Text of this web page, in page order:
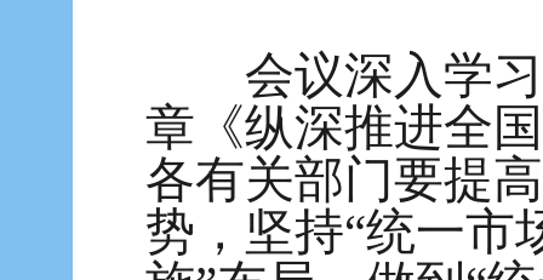
会议深入学习
章《纵深推进全
各有关部门要提
势，坚持“统一市